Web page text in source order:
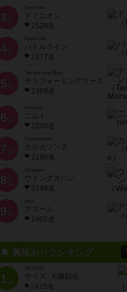
3 位
ドミニオン
2528名
4位
Battle Line
バトルライン
2377名
5 位
Terraforming Mars
テラフォーミングマーズ
2369名
6 位
ニムト
2200名
7 位
Carcassonne
カルカソンヌ
2190名
8 位
Wingspan
ウイングスパン
2148名
9 位
Azul
アズール
1902名
興味ありランキング
1位
SCYTHE
サイズ -大鎌戦役-
2415名